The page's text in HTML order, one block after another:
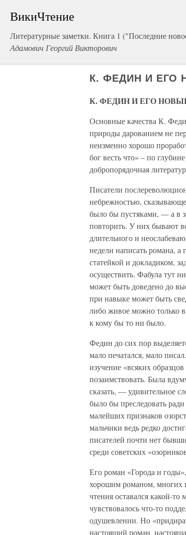
ВикиЧтение
Литературные заметки. Книга 1 ("Последние
Адамович Георгий Викторович
К. ФЕДИН И ЕГО
К. ФЕДИН И ЕГО
Основные качества К.
природы дарованием не
неизменно хорошо
бог весть что» – по
добропорядочная
Писатели
небрежностью,
было бы пустяками, — а в
повторить. У них бывают
длительного и
недели написать романа,
статейкой и докладиком,
осуществить. Фабула тут
может быть доведено до
при навыке может быть
либо живое можно только
к кому бы то ни было.
Федин до сих пор
мало печатался, мало
изучение «всяких
позаимствовать. Была
сказать, — удивительное
было бы преследовать
малейших признаков
мальчики ведь редко
писателей почти нет
среди советских
Его роман «Города и
хорошим романом, многих
чтения оставался какой-
чувствовалось что-то
одушевлении. Но
настоящий роман,